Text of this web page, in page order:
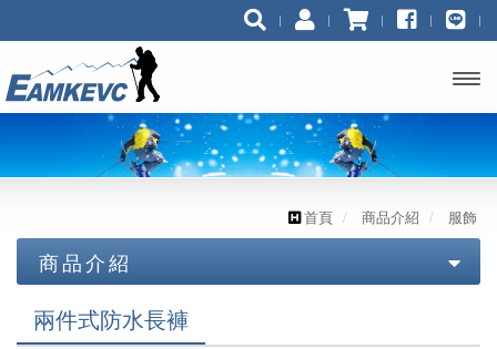
首頁 商品介紹 服飾
商品介紹
技術裝備 (工業/消防)
兩件式防水長褲